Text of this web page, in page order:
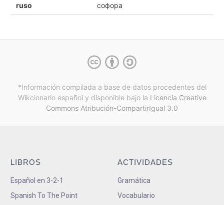
ruso софора
*Información compilada a base de datos procedentes del
Wikcionario español y disponible bajo la Licencia Creative
Commons Atribución-CompartirIgual 3.0
LIBROS
Español en 3-2-1
Spanish To The Point
ACTIVIDADES
Gramática
Vocabulario